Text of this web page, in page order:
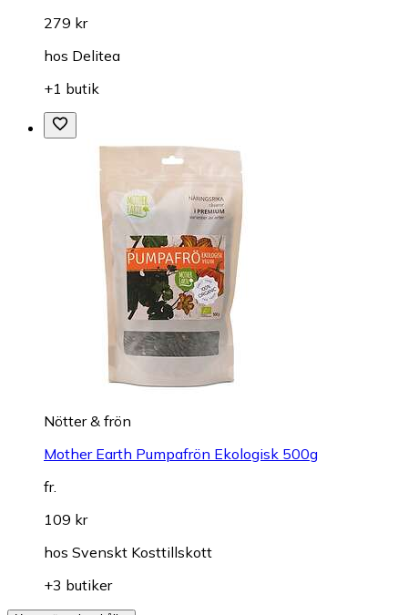
279 kr
hos Delitea
+1 butik
Nötter & frön
Mother Earth Pumpafrön Ekologisk 500g
fr.
109 kr
hos Svenskt Kosttillskott
+3 butiker